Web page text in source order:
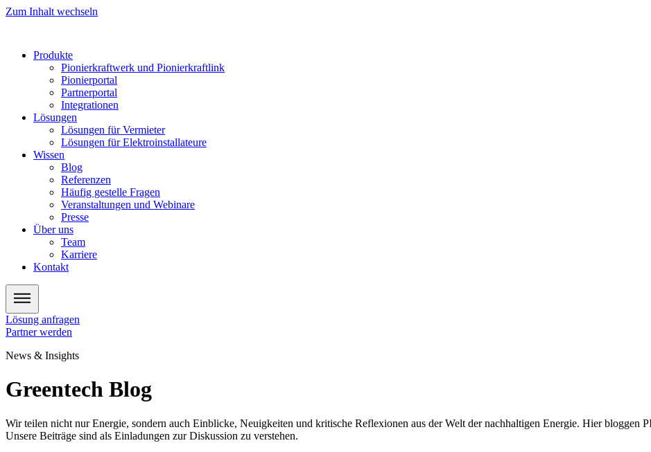
Zum Inhalt wechseln
Produkte
Pionierkraftwerk und Pionierkraftlink
Pionierportal
Partnerportal
Integrationen
Lösungen
Lösungen für Vermieter
Lösungen für Elektroinstallateure
Wissen
Blog
Referenzen
Häufig gestelle Fragen
Veranstaltungen und Webinare
Presse
Über uns
Team
Karriere
Kontakt
Lösung anfragen
Partner werden
News & Insights
Greentech Blog
Wir teilen nicht nur Energie, sondern auch Einblicke, Neuigkeiten und kritische Reflexionen aus der Welt der nachhaltigen Energie. Hier bloggen
Unsere Beiträge sind als Einladungen zur Diskussion zu verstehen.